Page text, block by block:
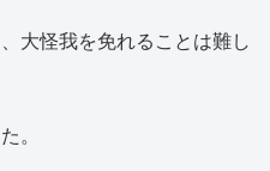
大怪我を免れることは難し
。